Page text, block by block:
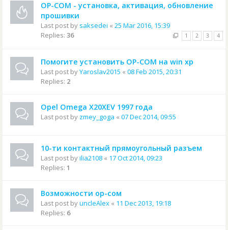
OP-COM - установка, активация, обновление
прошивки
Last post by saksedei « 25 Mar 2016, 15:39
Replies: 36 1 2 3 4
Помогите установить OP-COM на win xp
Last post byYaroslav2015 « 08 Feb 2015, 20:31
Replies: 2
Opel Omega X20XEV 1997 года
Last post by zmey_goga « 07 Dec 2014, 09:55
10-ти контактный прямоугольный разъем
Last post byilia2108 « 17 Oct 2014, 09:23
Replies: 1
Возможности ор-сом
Last post byuncleAlex « 11 Dec 2013, 19:18
Replies: 6